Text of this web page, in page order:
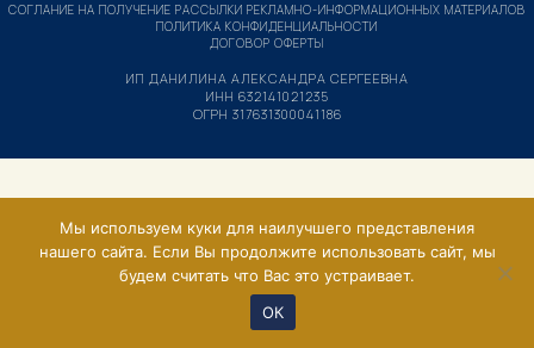
ИП ДАНИЛИНА АЛЕКСАНДРА СЕРГЕЕВНА
ИНН 632141021235
ОГРН 317631300041186
СОГЛАНИЕ НА ПОЛУЧЕНИЕ РАССЫЛКИ РЕКЛАМНО-ИНФОРМАЦИОННЫХ МАТЕРИАЛОВ
ПОЛИТИКА КОНФИДЕНЦИАЛЬНОСТИ
ДОГОВОР ОФЕРТЫ
Мы используем куки для наилучшего представления
нашего сайта. Если Вы продолжите использовать сайт, мы
будем считать что Вас это устраивает.
ОК